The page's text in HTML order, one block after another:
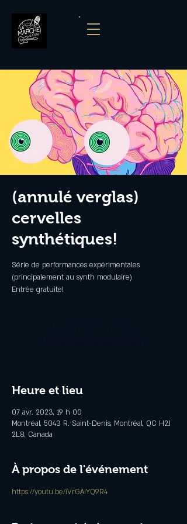
(annulé verglas)
cervelles
synthétiques!
Série de performances expérimentales
(principalement au synth modulaire)
Entrée gratuite!
Heure et lieu
07 avr. 2023, 19 h 00
Montréal, 5043 R. Saint-Denis, Montréal, QC H2J
2L8, Canada
À propos de l'événement
https://youtu.be/iVrGAiYQ9R4